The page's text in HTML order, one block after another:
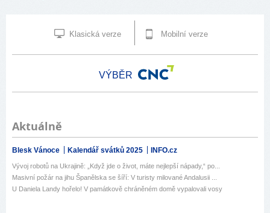
Klasická verze Mobilní verze
VÝBĚR
Aktuálně
Blesk Vánoce Kalendář svátků 2025 INFO.cz
Vývoj robotů na Ukrajině: „Když jde o život, máte nejlepší nápady,“ po...
Masivní požár na jihu Španělska se šíří: V turisty milované Andalusii ...
U Daniela Landy hořelo! V památkově chráněném domě vypalovali vosy